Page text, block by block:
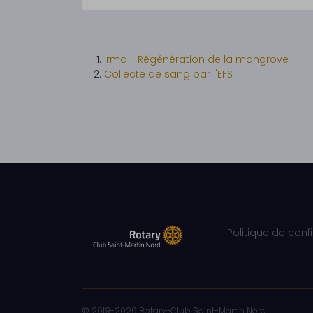
Irma - Régénération de la mangrove
Collecte de sang par l'EFS
Politique de
© 2019-2026 Rotary-Club Saint-Martin Nord